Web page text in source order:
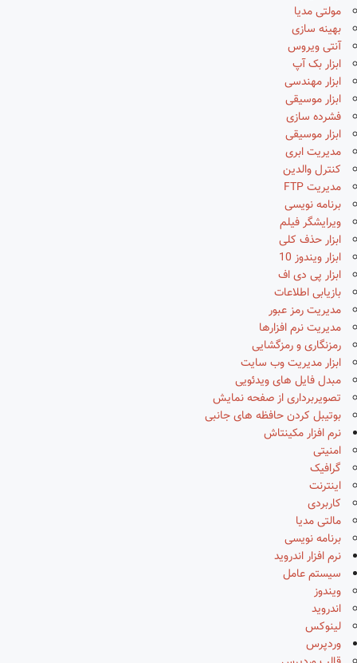
مولتی مدیا
بهینه سازی
آنتی ویروس
ابزار بک آپ
ابزار مهندسی
ابزار موسیقی
فشرده سازی
ابزار موسیقی
مدیریت ابری
کنترل والدین
مدیریت FTP
برنامه نویسی
ویرایشگر فیلم
ابزار حذف کلی
ابزار ویندوز 10
ابزار پی دی اف
بازیابی اطلاعات
مدیریت رمز عبور
مدیریت نرم افزارها
رمزنگاری و رمزگشایی
ابزار مدیریت وب سایت
مبدل فایل های ویدئویی
تصویربرداری از صفحه نمایش
بوتیبل کردن حافظه های جانبی
نرم افزار مکینتاش
امنیتی
گرافیک
اینترنت
کاربردی
مالتی مدیا
برنامه نویسی
نرم افزار اندروید
سیستم عامل
ویندوز
اندروید
لینوکس
وردپرس